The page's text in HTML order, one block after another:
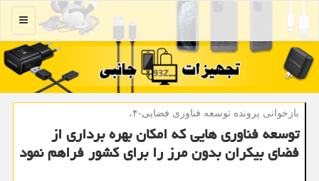
منو
بازخوانی پرونده توسعه فناوری فضایی-۴،
توسعه فناوری هایی كه امكان بهره برداری از
فضای بیكران بدون مرز را برای كشور فراهم نمود